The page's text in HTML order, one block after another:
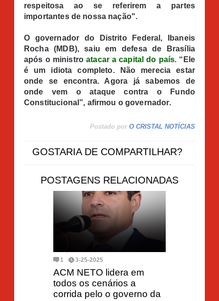
respeitosa ao se referirem a partes
importantes de nossa nação".
O governador do Distrito Federal, Ibaneis
Rocha (MDB), saiu em defesa de Brasília
após o ministroatacar a capital do país. “Ele
é um idiota completo. Não merecia estar
onde se encontra. Agora já sabemos de
onde vem o ataque contra o Fundo
Constitucional”, afirmou o governador.
Postado por O CRISTAL NOTÍCIAS
GOSTARIA DE COMPARTILHAR?
POSTAGENS RELACIONADAS
1 3-25-2025
ACM NETO lidera em
todos os cenários a
corrida pelo o governo da